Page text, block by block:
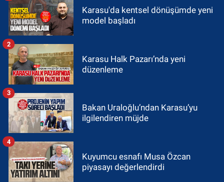
Karasu'da kentsel dönüşümde yeni
model başladı
Karasu Halk Pazarı’nda yeni
düzenleme
2
Bakan Uraloğlu’ndan Karasu’yu
ilgilendiren müjde
3
Kuyumcu esnafı Musa Özcan
piyasayı değerlendirdi
4